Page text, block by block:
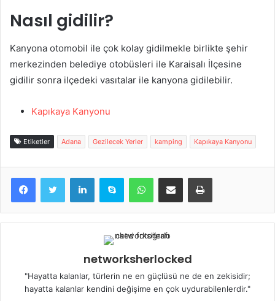
Nasıl gidilir?
Kanyona otomobil ile çok kolay gidilmekle birlikte şehir
merkezinden belediye otobüsleri ile Karaisalı İlçesine
gidilir sonra ilçedeki vasıtalar ile kanyona gidilebilir.
Kapıkaya Kanyonu
Etiketler Adana Gezilecek Yerler kamping Kapıkaya Kanyonu
LinkedInSkype WhatsAppE-Posta ile paylaş Yazdır
networksherlocked
"Hayatta kalanlar, türlerin ne en güçlüsü ne de en zekisidir;
hayatta kalanlar kendini değişime en çok uydurabilenlerdir."